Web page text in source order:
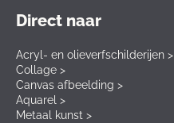
Direct naar
Acryl- en olieverfschilderijen >
Collage >
Canvas afbeelding >
Aquarel >
Metaal kunst >